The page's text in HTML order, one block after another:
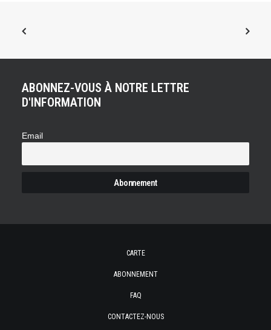
ABONNEZ-VOUS À NOTRE LETTRE
D'INFORMATION
Email
CARTE
ABONNEMENT
FAQ
CONTACTEZ-NOUS